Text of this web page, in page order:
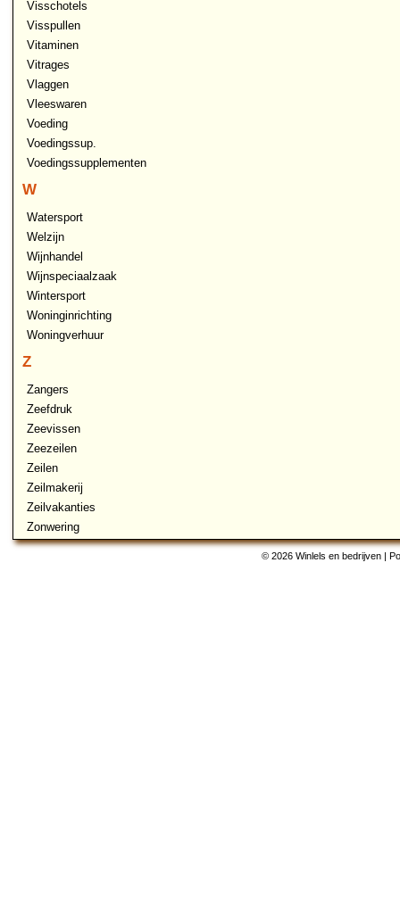
Visschotels
Visspullen
Vitaminen
Vitrages
Vlaggen
Vleeswaren
Voeding
Voedingssup.
Voedingssupplementen
W
Watersport
Welzijn
Wijnhandel
Wijnspeciaalzaak
Wintersport
Woninginrichting
Woningverhuur
Z
Zangers
Zeefdruk
Zeevissen
Zeezeilen
Zeilen
Zeilmakerij
Zeilvakanties
Zonwering
© 2026 Winlels en bedrijven |